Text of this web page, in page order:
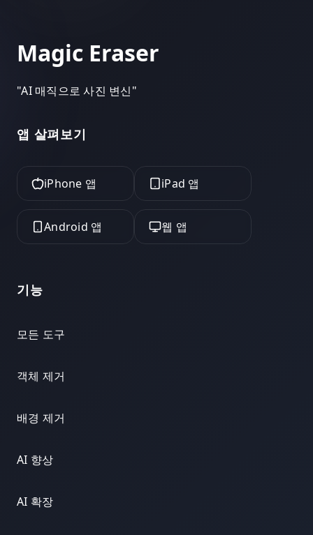
Magic Eraser
"AI 매직으로 사진 변신"
앱 살펴보기
iPhone 앱 iPad 앱
Android 앱 웹 앱
기능
모든 도구
객체 제거
배경 제거
AI 향상
AI 확장